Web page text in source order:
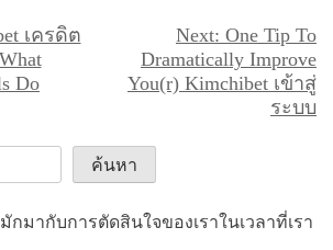
เครดิต
Do
Next: One Tip To
Dramatically Improve
You(r) Kimchibet เข้าสู่
ระบบ
กมากับการตัดสินใจของเราในเวลาที่เรา